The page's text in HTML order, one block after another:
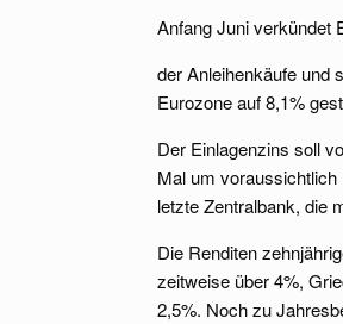
Anfang Juni verkündet
der Anleihenkäufe und
Eurozone auf 8,1%
Der Einlagenzins soll
Mal um
letzte Zentralbank, die
Die Renditen
zeitweise über 4%,
2,5%. Noch zu